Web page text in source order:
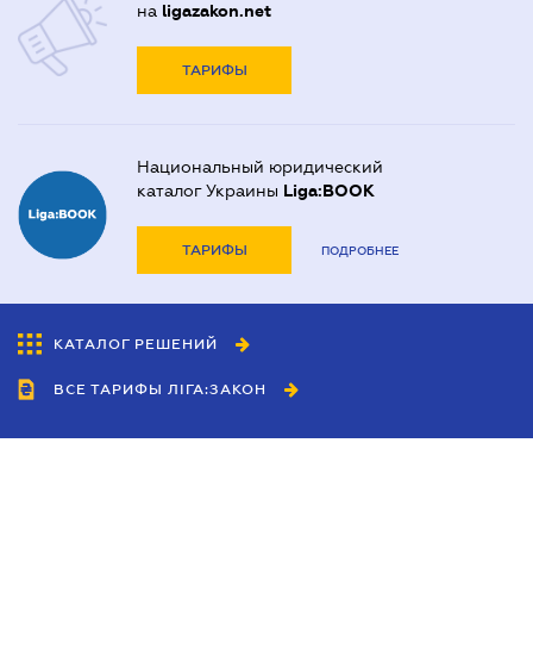
на ligazakon.net
ТАРИФЫ
Национальный юридический
каталог Украины Liga:BOOK
ТАРИФЫ ПОДРОБНЕЕ
КАТАЛОГ РЕШЕНИЙ
ВСЕ ТАРИФЫ ЛІГА:ЗАКОН